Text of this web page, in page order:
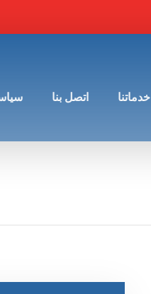
خدماتنا اتصل بنا